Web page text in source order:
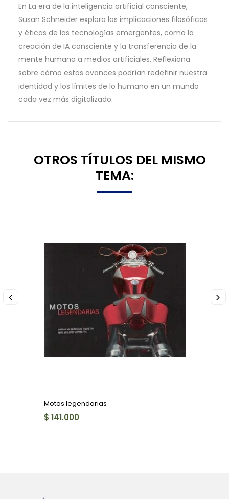
En La era de la inteligencia artificial consciente,
Susan Schneider explora las implicaciones filosóficas
y éticas de las tecnologías emergentes, como la
creación de IA consciente y la transferencia de la
mente humana a medios artificiales. Reflexiona
sobre cómo estos avances podrían redefinir nuestra
identidad y los límites de lo humano en un mundo
cada vez más digitalizado.
TEMA:
Motos legendarias
$ 141.000